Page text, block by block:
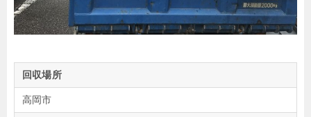
回収場所
高岡市